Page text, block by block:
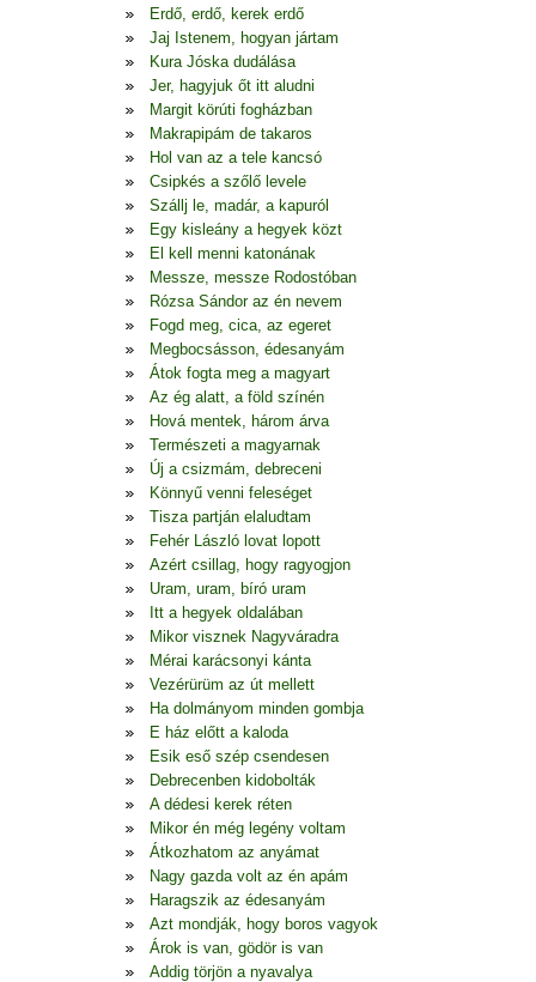
Erdő, erdő, kerek erdő
Jaj Istenem, hogyan jártam
Kura Jóska dudálása
Jer, hagyjuk őt itt aludni
Margit körúti fogházban
Makrapipám de takaros
Hol van az a tele kancsó
Csipkés a szőlő levele
Szállj le, madár, a kapuról
Egy kisleány a hegyek közt
El kell menni katonának
Messze, messze Rodostóban
Rózsa Sándor az én nevem
Fogd meg, cica, az egeret
Megbocsásson, édesanyám
Átok fogta meg a magyart
Az ég alatt, a föld színén
Hová mentek, három árva
Természeti a magyarnak
Új a csizmám, debreceni
Könnyű venni feleséget
Tisza partján elaludtam
Fehér László lovat lopott
Azért csillag, hogy ragyogjon
Uram, uram, bíró uram
Itt a hegyek oldalában
Mikor visznek Nagyváradra
Mérai karácsonyi kánta
Vezérürüm az út mellett
Ha dolmányom minden gombja
E ház előtt a kaloda
Esik eső szép csendesen
Debrecenben kidobolták
A dédesi kerek réten
Mikor én még legény voltam
Átkozhatom az anyámat
Nagy gazda volt az én apám
Haragszik az édesanyám
Azt mondják, hogy boros vagyok
Árok is van, gödör is van
Addig törjön a nyavalya